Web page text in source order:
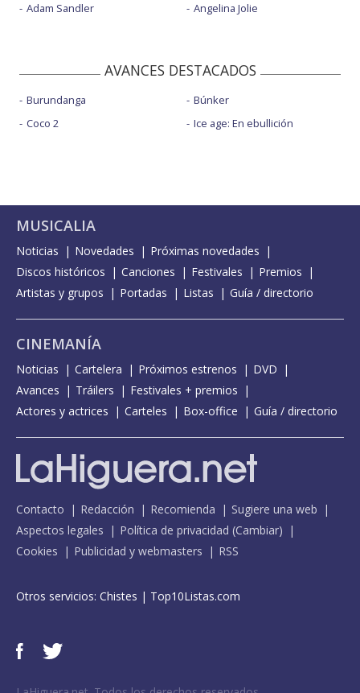
Adam Sandler
Angelina Jolie
AVANCES DESTACADOS
Burundanga
Coco 2
Búnker
Ice age: En ebullición
MUSICALIA
Noticias Novedades
Próximas novedades
Discos históricos
Canciones Festivales
Premios
Artistas y grupos
Portadas Listas Guía / directorio
CINEMANÍA
Noticias Cartelera Próximos estrenos
DVD
Avances
Tráilers
Festivales + premios
Actores y actrices
Carteles Box-office Guía / directorio
Contacto Redacción Recomienda
Sugiere una web
Aspectos legales
Política de privacidad (Cambiar)
Cookies
Publicidad y webmasters RSS
Otros servicios: Chistes | Top10Listas.com